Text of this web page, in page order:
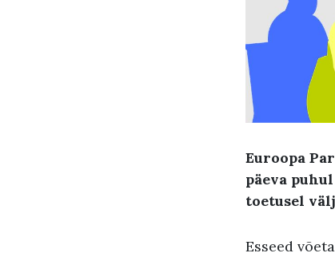
Euroopa
päeva
toetusel
Esseed